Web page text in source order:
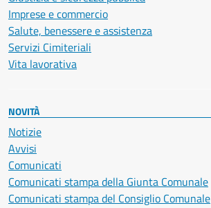
Imprese e commercio
Salute, benessere e assistenza
Servizi Cimiteriali
Vita lavorativa
NOVITÀ
Notizie
Avvisi
Comunicati
Comunicati stampa della Giunta Comunale
Comunicati stampa del Consiglio Comunale